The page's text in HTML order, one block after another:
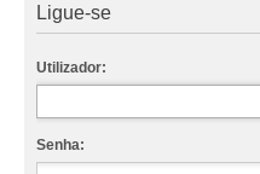
Ligue-se
Utilizador:
Senha: